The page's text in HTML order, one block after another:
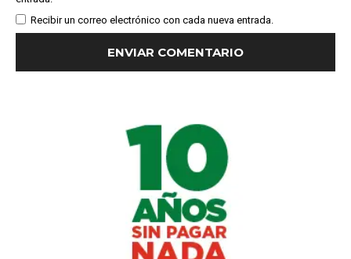
Recibir un correo electrónico con cada nueva entrada.